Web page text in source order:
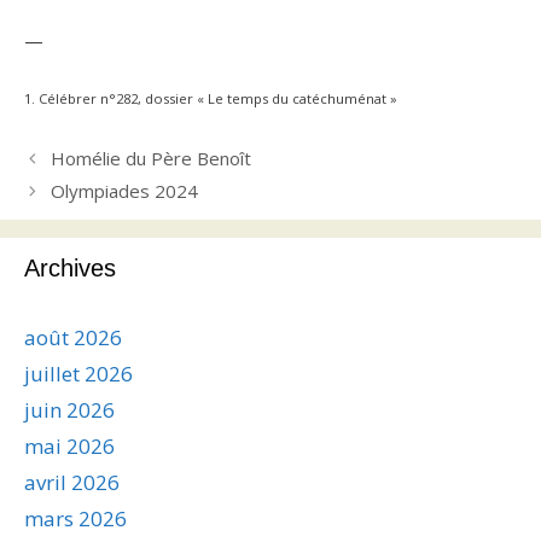
—
1. Célébrer n°282, dossier « Le temps du catéchuménat »
Homélie du Père Benoît
Olympiades 2024
Archives
août 2026
juillet 2026
juin 2026
mai 2026
avril 2026
mars 2026